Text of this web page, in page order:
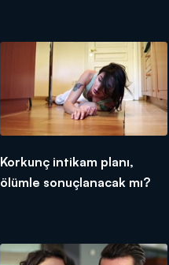
Korkunç intikam planı,
ölümle sonuçlanacak mı?